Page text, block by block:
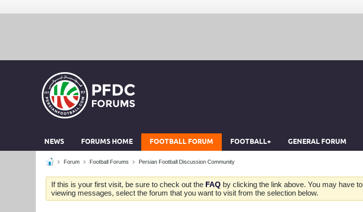
NEWS FORUMS HOME FOOTBALL FORUM FOOTBALL+ GENERAL FORUM
Forum Football Forums Persian Football Discussion Community
If this is your first visit, be sure to check out the FAQ by clicking the link above. You may have to
viewing messages, select the forum that you want to visit from the selection below.